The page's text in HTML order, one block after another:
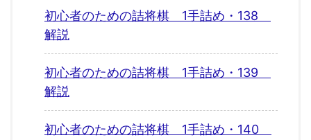
初心者のための詰将棋 1手詰め・138
解説
初心者のための詰将棋 1手詰め・139
解説
初心者のための詰将棋 1手詰め・140